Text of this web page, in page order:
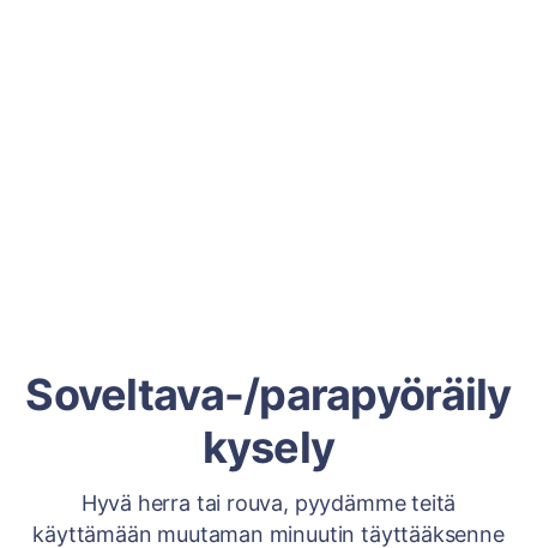
Soveltava-/parapyöräily
kysely
Hyvä herra tai rouva, pyydämme teitä
käyttämään muutaman minuutin täyttääksenne